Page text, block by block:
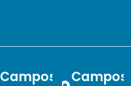
Campos
Campos